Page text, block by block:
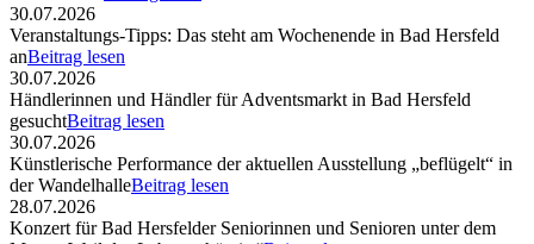
30.07.2026
Veranstaltungs-Tipps: Das steht am Wochenende in Bad Hersfeld
anBeitrag lesen
30.07.2026
Händlerinnen und Händler für Adventsmarkt in Bad Hersfeld
gesuchtBeitrag lesen
30.07.2026
Künstlerische Performance der aktuellen Ausstellung „beflügelt“ in
der WandelhalleBeitrag lesen
28.07.2026
Konzert für Bad Hersfelder Seniorinnen und Senioren unter dem